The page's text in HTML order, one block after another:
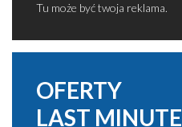
Tu może być twoja reklama.
OFERTY
LAST MINUTE